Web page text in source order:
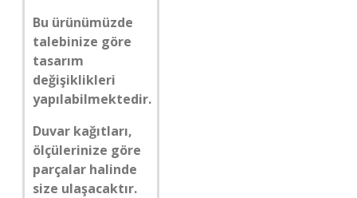
Bu ürünümüzde
talebinize göre
tasarım
değişiklikleri
yapılabilmektedir.
Duvar kağıtları,
ölçülerinize göre
parçalar halinde
size ulaşacaktır.